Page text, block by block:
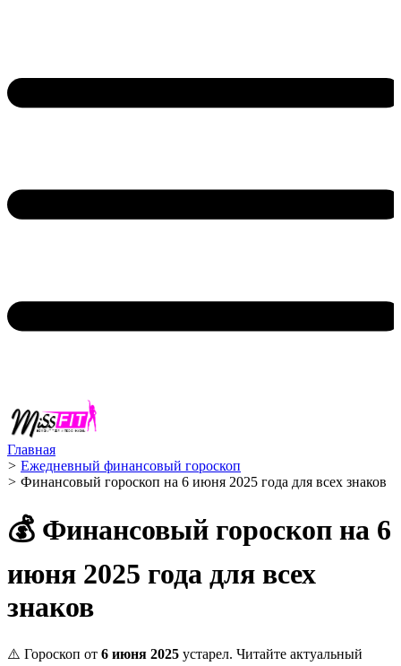
Главная
> Ежедневный финансовый гороскоп
> Финансовый гороскоп на 6 июня 2025 года для всех знаков
💰 Финансовый гороскоп на 6
июня 2025 года для всех
знаков
⚠️ Гороскоп от 6 июня 2025 устарел. Читайте актуальный